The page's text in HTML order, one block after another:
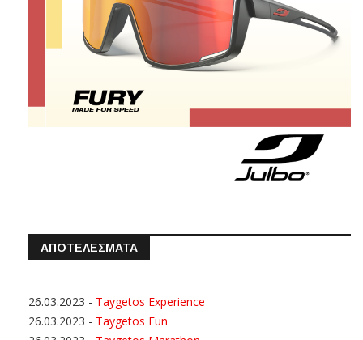
ΑΠΟΤΕΛΕΣΜΑΤΑ
26.03.2023 - Taygetos Experience
26.03.2023 - Taygetos Fun